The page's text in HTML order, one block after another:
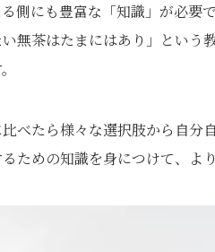
側にも豊富な「知識」が必
無茶はたまにはあり」とい
べたら様々な選択肢から自
ための知識を身につけて、よ